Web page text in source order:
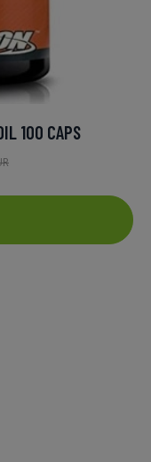
100 CAPS